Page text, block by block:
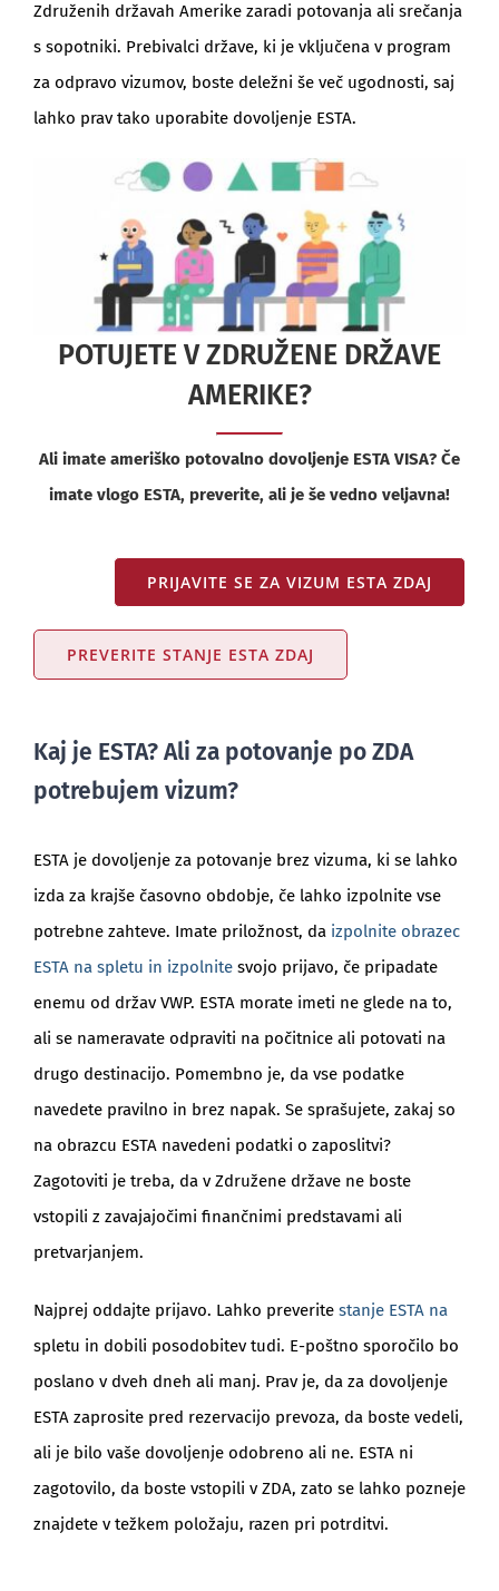
Združenih državah Amerike zaradi potovanja ali srečanja
s sopotniki. Prebivalci države, ki je vključena v program
za odpravo vizumov, boste deležni še več ugodnosti, saj
lahko prav tako uporabite dovoljenje ESTA.
POTUJETE V ZDRUŽENE DRŽAVE
AMERIKE?
Ali imate ameriško potovalno dovoljenje ESTA VISA? Če
imate vlogo ESTA, preverite, ali je še vedno veljavna!
PRIJAVITE SE ZA VIZUM ESTA ZDAJ
PREVERITE STANJE ESTA ZDAJ
Kaj je ESTA? Ali za potovanje po ZDA
potrebujem vizum?
ESTA je dovoljenje za potovanje brez vizuma, ki se lahko
izda za krajše časovno obdobje, če lahko izpolnite vse
potrebne zahteve. Imate priložnost, da izpolnite obrazec
ESTA na spletu in izpolnitesvojo prijavo, če pripadate
enemu od držav VWP. ESTA morate imeti ne glede na to,
ali se nameravate odpraviti na počitnice ali potovati na
drugo destinacijo. Pomembno je, da vse podatke
navedete pravilno in brez napak. Se sprašujete, zakaj so
na obrazcu ESTA navedeni podatki o zaposlitvi?
Zagotoviti je treba, da v Združene države ne boste
vstopili z zavajajočimi finančnimi predstavami ali
pretvarjanjem.
Najprej oddajte prijavo. Lahko preverite stanje ESTA na
spletu in dobili posodobitev tudi. E-poštno sporočilo bo
poslano v dveh dneh ali manj. Prav je, da za dovoljenje
ESTA zaprosite pred rezervacijo prevoza, da boste vedeli,
ali je bilo vaše dovoljenje odobreno ali ne. ESTA ni
zagotovilo, da boste vstopili v ZDA, zato se lahko pozneje
znajdete v težkem položaju, razen pri potrditvi.